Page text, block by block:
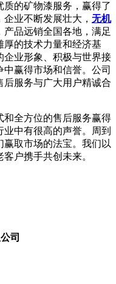
的矿物漆服务，赢得了
业不断发展壮大， 无机
品远销全国各地，满足
的技术力量和经济基
企业形象、积极与世界接
中赢得市场和信誉。公司
后服务与广大用户精诚合
和全方位的售后服务赢得
中有很高的声誉。周到
赢取市场的法宝。我们以
户携手共创未来。
司